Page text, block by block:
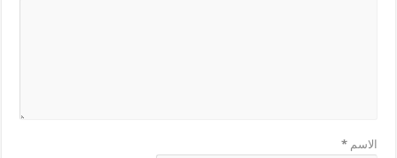
الاسم*